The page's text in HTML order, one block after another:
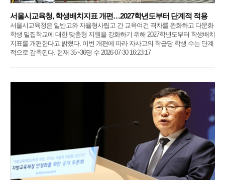
서울시교육청, 학생배치지표 개편…2027학년도부터 단계적 적용
서울시교육청은 일반고와 자율형사립고 간 교육여건 격차를 완화하고 다문화
학생 밀집학교에 대한 맞춤형 지원을 강화하기 위해 2027학년도부터 학생배치
지표를 개편한다고 밝혔다. 이번 개편에 따라 자사고의 학급당 학생 수는 단계
적으로 감축된다. 현재 35~36명 수 2026-07-30 16:23:17